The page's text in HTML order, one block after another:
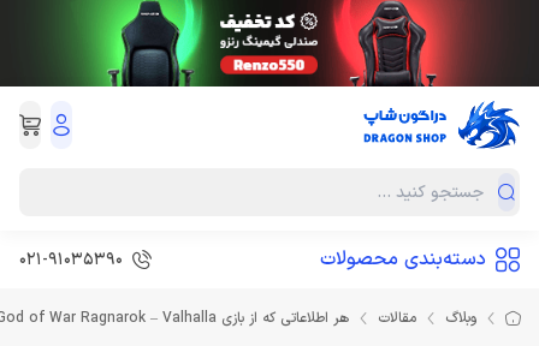
دسته‌بندی محصولات 021-91035390
وبلاگ مقالات هر اطلاعاتی که از بازی God of War Ragnarok – Valhalla می‌دانیم